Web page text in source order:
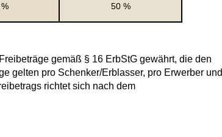
gemäß § 16 ErbStG gewährt, die den
gelten pro Schenker/Erblasser, pro Erwerber und
richtet sich nach dem
50 %